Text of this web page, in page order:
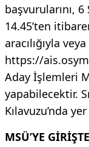
başvurularını,
14.45’ten
aracılığıyla
https://
Aday İşlemleri
yapabilecektir.
Kılavuzu’nda
MSÜ’YE